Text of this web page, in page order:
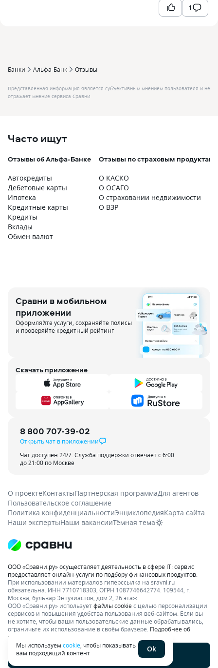
Написать отзыв
1
Банки Альфа-Банк Отзывы
Представленная информация является субъективным мнением пользователя и не
отражает мнение сервиса Сравни
Часто ищут
Отзывы об Альфа-Банке
Автокредиты
Дебетовые карты
Ипотека
Кредитные карты
Кредиты
Вклады
Обмен валют
Отзывы по страховым продуктам
О КАСКО
О ОСАГО
О страховании недвижимости
О ВЗР
Сравни в мобильном
приложении
Оформляйте услуги, сохраняйте полисы
и проверяйте кредитный рейтинг
Скачать приложение
8 800 707-39-02
Открыть чат в приложении
Чат доступен 24/7. Служба поддержки отвечает с 6:00
до 21:00 по Москве
О проектеКонтактыПартнерская программаДля агентов
Пользовательское соглашение
Политика конфиденциальностиЭнциклопедияКарта сайта
Наши экспертыНаши вакансииТёмная тема
ООО «Сравни.ру» осуществляет деятельность в сфере IT: сервис
предоставляет онлайн-услуги по подбору финансовых продуктов.
При использовании материалов гиперссылка на sravni.ru
обязательна. ИНН 7710718303, ОГРН 1087746642774. 109544, г.
Москва, бульвар Энтузиастов, дом 2, 26 этаж.
ООО «Сравни.ру» используетфайлы cookieс целью персонализации
сервисов и повышения удобства пользования веб-сайтом. Если вы
не хотите, чтобы ваши пользовательские данные обрабатывались,
ограничьте их использование в своём браузере. Подробнее об
условиях.
Мы используем cookie , чтобы показывать
вам подходящий контент
Ok